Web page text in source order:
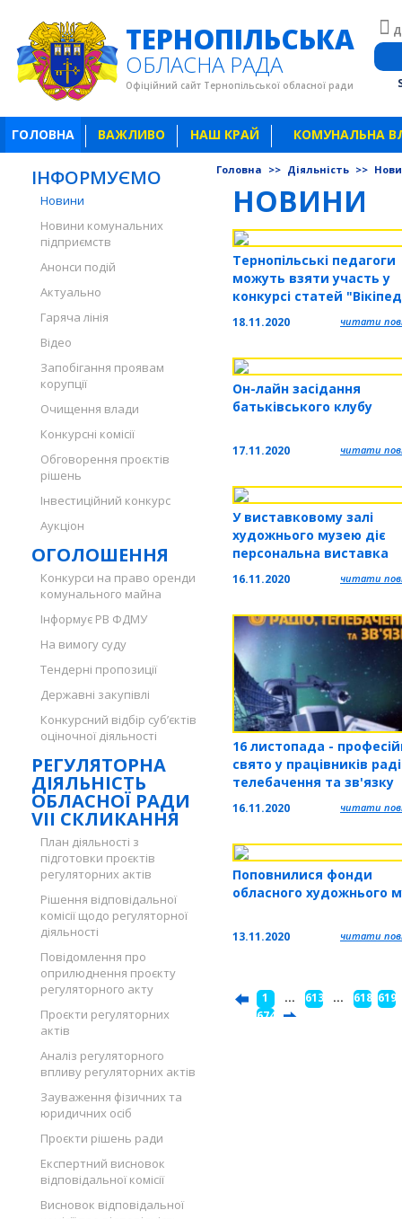
ТЕРНОПІЛЬСЬКА
ОБЛАСНА РАДА
Офіційний сайт Тернопільської обласної ради
ГОЛОВНА ВАЖЛИВО НАШ КРАЙ КОМУНАЛЬНА
ІНФОРМУЄМО
Новини
Новини комунальних
підприємств
Анонси подій
Актуально
Гаряча лінія
Відео
Запобігання проявам
корупції
Очищення влади
Конкурсні комісії
Обговорення проєктів
рішень
Інвестиційний конкурс
Аукціон
ОГОЛОШЕННЯ
Конкурси на право оренди
комунального майна
Інформує РВ ФДМУ
На вимогу суду
Тендерні пропозиції
Державні закупівлі
Конкурсний відбір суб’єктів
оціночної діяльності
РЕГУЛЯТОРНА
ДІЯЛЬНІСТЬ
ОБЛАСНОЇ РАДИ
VII СКЛИКАННЯ
План діяльності з
підготовки проєктів
регуляторних актів
Рішення відповідальної
комісії щодо регуляторної
діяльності
Повідомлення про
оприлюднення проєкту
регуляторного акту
Проєкти регуляторних
актів
Аналіз регуляторного
впливу регуляторних актів
Зауваження фізичних та
юридичних осіб
Проєкти рішень ради
Експертний висновок
відповідальної комісії
Висновок відповідальної
Головна >> Діяльність >>
НОВИНИ
Тернопільські педагоги
можуть взяти участь у
конкурсі статей
для школи"
18.11.2020 читати
Он-лайн засідання
батьківського клубу
17.11.2020 читати
У виставковому залі
художнього музею діє
персональна виставка
живопису і графіки
Шинкаренко
16.11.2020 читати
16 листопада -
свято у працівників
телебачення та зв'язку
16.11.2020 читати
Поповнилися фонди
обласного художнього
13.11.2020 читати
1 ... 613 ... 618 619
674